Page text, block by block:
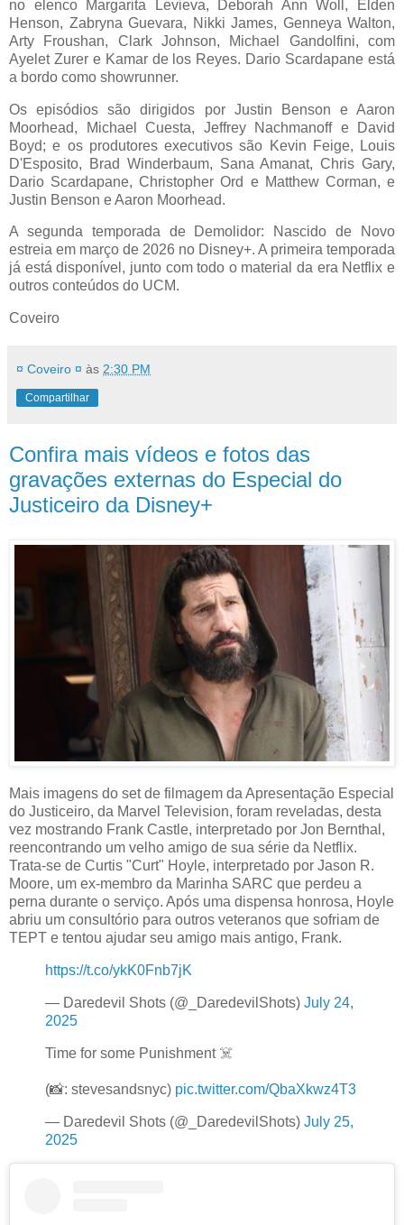
no elenco Margarita Levieva, Deborah Ann Woll, Elden
Henson, Zabryna Guevara, Nikki James, Genneya Walton,
Arty Froushan, Clark Johnson, Michael Gandolfini, com
Ayelet Zurer e Kamar de los Reyes. Dario Scardapane está
a bordo como showrunner.
Os episódios são dirigidos por Justin Benson e Aaron
Moorhead, Michael Cuesta, Jeffrey Nachmanoff e David
Boyd; e os produtores executivos são Kevin Feige, Louis
D'Esposito, Brad Winderbaum, Sana Amanat, Chris Gary,
Dario Scardapane, Christopher Ord e Matthew Corman, e
Justin Benson e Aaron Moorhead.
A segunda temporada de Demolidor: Nascido de Novo
estreia em março de 2026 no Disney+. A primeira temporada
já está disponível, junto com todo o material da era Netflix e
outros conteúdos do UCM.
Coveiro
¤ Coveiro ¤ às 2:30 PM
Compartilhar
Confira mais vídeos e fotos das
gravações externas do Especial do
Justiceiro da Disney+
Mais imagens do set de filmagem da Apresentação Especial
do Justiceiro, da Marvel Television, foram reveladas, desta
vez mostrando Frank Castle, interpretado por Jon Bernthal,
reencontrando um velho amigo de sua série da Netflix.
Trata-se de Curtis "Curt" Hoyle, interpretado por Jason R.
Moore, um ex-membro da Marinha SARC que perdeu a
perna durante o serviço. Após uma dispensa honrosa, Hoyle
abriu um consultório para outros veteranos que sofriam de
TEPT e tentou ajudar seu amigo mais antigo, Frank.
https://t.co/ykK0Fnb7jK
— Daredevil Shots (@_DaredevilShots) July 24,
2025
Time for some Punishment ☠️
(📸: stevesandsnyc) pic.twitter.com/QbaXkwz4T3
— Daredevil Shots (@_DaredevilShots) July 25,
2025